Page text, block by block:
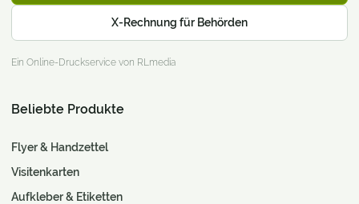
X-Rechnung für Behörden
Ein Online-Druckservice von RLmedia
Beliebte Produkte
Flyer & Handzettel
Visitenkarten
Aufkleber & Etiketten